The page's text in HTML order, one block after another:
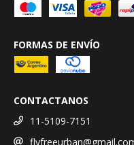
FORMAS DE ENVÍO
CONTACTANOS
11-5109-7151